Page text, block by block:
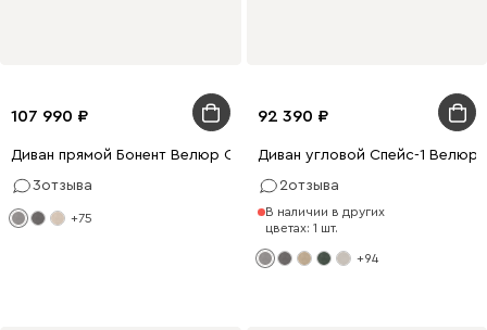
107 990
Диван прямой Бонент Велюр Светло-серый
3отзыва
+75
92 390
Диван угловой Спейс-1 Велюр
2отзыва
В наличии в других
цветах: 1 шт.
+94